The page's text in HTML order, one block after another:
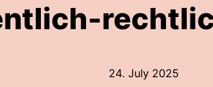
24. July 2025